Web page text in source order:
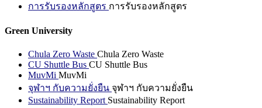
การรับรองหลักสูตร การรับรองหลักสูตร
Green University
Chula Zero Waste Chula Zero Waste
CU Shuttle Bus CU Shuttle Bus
MuvMi MuvMi
จุฬาฯ กับความยั่งยืน จุฬาฯ กับความยั่งยืน
Sustainability Report Sustainability Report